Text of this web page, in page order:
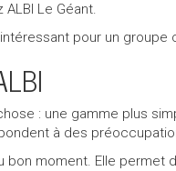
Le Géant.
pour un groupe
: une gamme plus
à des
bon moment. Elle